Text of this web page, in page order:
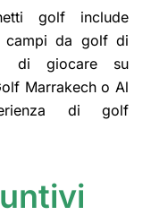
golf include
campi da golf di
di giocare su
Marrakech o Al
di golf